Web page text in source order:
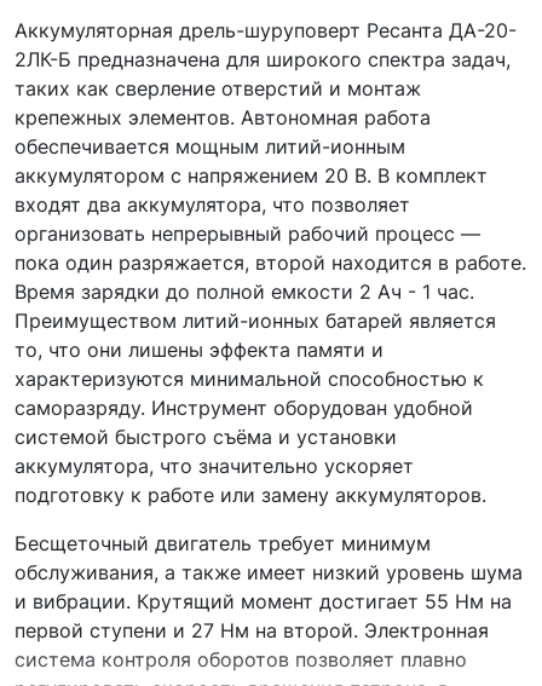
Аккумуляторная дрель-шуруповерт Ресанта ДА-20-
2ЛК-Б предназначена для широкого спектра задач,
таких как сверление отверстий и монтаж
крепежных элементов. Автономная работа
обеспечивается мощным литий-ионным
аккумулятором с напряжением 20 В. В комплект
входят два аккумулятора, что позволяет
организовать непрерывный рабочий процесс —
пока один разряжается, второй находится в работе.
Время зарядки до полной емкости 2 Ач - 1 час.
Преимуществом литий-ионных батарей является
то, что они лишены эффекта памяти и
характеризуются минимальной способностью к
саморазряду. Инструмент оборудован удобной
системой быстрого съёма и установки
аккумулятора, что значительно ускоряет
подготовку к работе или замену аккумуляторов.
Бесщеточный двигатель требует минимум
обслуживания, а также имеет низкий уровень шума
и вибрации. Крутящий момент достигает 55 Нм на
первой ступени и 27 Нм на второй. Электронная
система контроля оборотов позволяет плавно